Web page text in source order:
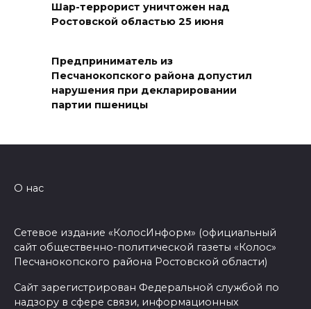
планируют завершить в
06 августа 2026 10:23
На Дону в четырех
муниципалитетах введен
ущерба от ураганного ветра
Зверева по направлению к
Ростову образовалась пробка
длиной более 10 км
06 августа 2026 10:06
Шар-террорист уничтожен над
Ростовской областью 25 июня
Предприниматель из
Песчанокопского района допустил
нарушения при декларировании
партии пшеницы
О нас
Сетевое издание «КолосИнформ» (официальный
сайт общественно-политической газеты «Колос»
Песчанокопского района Ростовской области)
Сайт зарегистрирован Федеральной службой по
надзору в сфере связи, информационных